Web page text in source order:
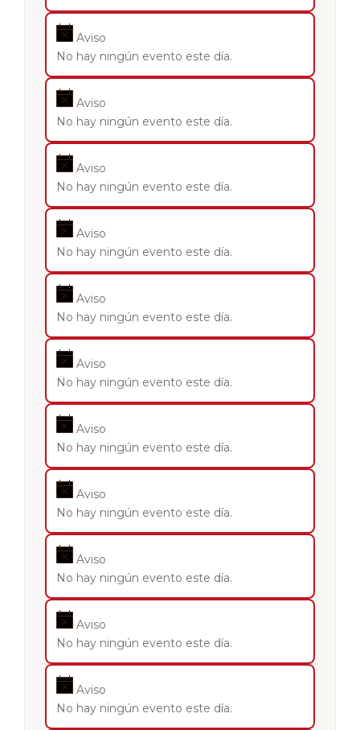
Aviso
No hay ningún evento este día.
Aviso
No hay ningún evento este día.
Aviso
No hay ningún evento este día.
Aviso
No hay ningún evento este día.
Aviso
No hay ningún evento este día.
Aviso
No hay ningún evento este día.
Aviso
No hay ningún evento este día.
Aviso
No hay ningún evento este día.
Aviso
No hay ningún evento este día.
Aviso
No hay ningún evento este día.
Aviso
No hay ningún evento este día.